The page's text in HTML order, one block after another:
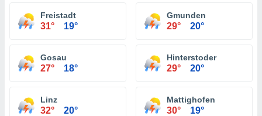
Freistadt
31° 19°
Gmunden
29° 20°
Gosau
27° 18°
Hinterstoder
29° 20°
Linz
32° 20°
Mattighofen
30° 19°